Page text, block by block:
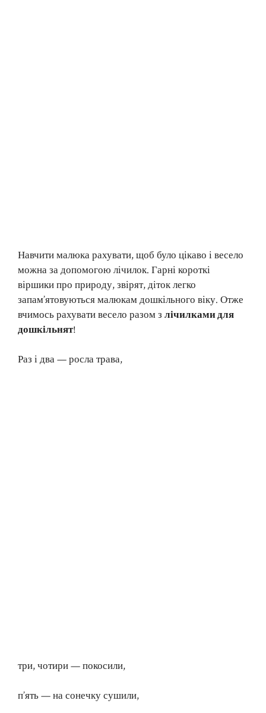
Навчити малюка рахувати, щоб було цікаво і весело
можна за допомогою лічилок. Гарні короткі
віршики про природу, звірят, діток легко
запам’ятовуються малюкам дошкільного віку. Отже
вчимось рахувати весело разом з лічилками для
дошкільнят!
Раз і два — росла трава,
три, чотири — покосили,
п’ять — на сонечку сушили,